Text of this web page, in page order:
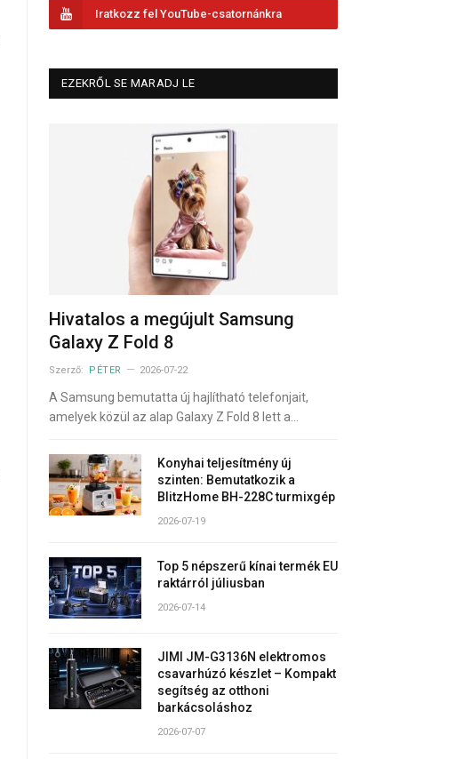
Iratkozz fel YouTube-csatornánkra
EZEKRŐL SE MARADJ LE
Hivatalos a megújult Samsung
Galaxy Z Fold 8
Szerző: PÉTER 2026-07-22
A Samsung bemutatta új hajlítható telefonjait,
amelyek közül az alap Galaxy Z Fold 8 lett a…
Konyhai teljesítmény új
szinten: Bemutatkozik a
BlitzHome BH-228C turmixgép
2026-07-19
Top 5 népszerű kínai termék EU
raktárról júliusban
2026-07-14
JIMI JM-G3136N elektromos
csavarhúzó készlet – Kompakt
segítség az otthoni
barkácsoláshoz
2026-07-07